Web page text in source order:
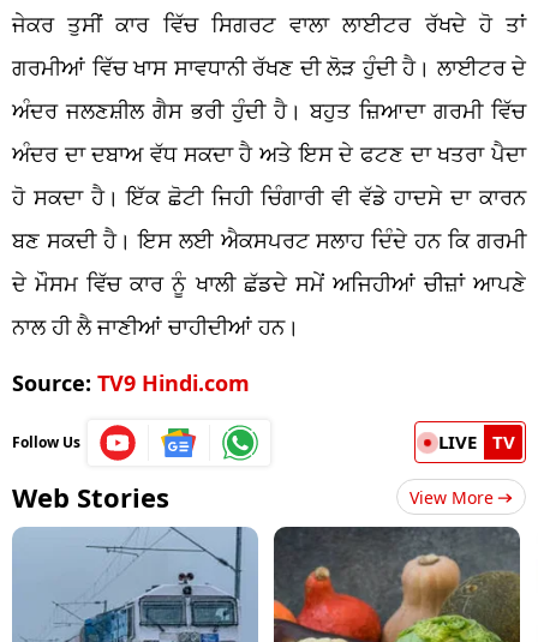
ਜੇਕਰ ਤੁਸੀਂ ਕਾਰ ਵਿੱਚ ਸਿਗਰਟ ਵਾਲਾ ਲਾਈਟਰ ਰੱਖਦੇ ਹੋ ਤਾਂ
ਗਰਮੀਆਂ ਵਿੱਚ ਖਾਸ ਸਾਵਧਾਨੀ ਰੱਖਣ ਦੀ ਲੋੜ ਹੁੰਦੀ ਹੈ। ਲਾਈਟਰ ਦੇ
ਅੰਦਰ ਜਲਣਸ਼ੀਲ ਗੈਸ ਭਰੀ ਹੁੰਦੀ ਹੈ। ਬਹੁਤ ਜ਼ਿਆਦਾ ਗਰਮੀ ਵਿੱਚ
ਅੰਦਰ ਦਾ ਦਬਾਅ ਵੱਧ ਸਕਦਾ ਹੈ ਅਤੇ ਇਸ ਦੇ ਫਟਣ ਦਾ ਖਤਰਾ ਪੈਦਾ
ਹੋ ਸਕਦਾ ਹੈ। ਇੱਕ ਛੋਟੀ ਜਿਹੀ ਚਿੰਗਾਰੀ ਵੀ ਵੱਡੇ ਹਾਦਸੇ ਦਾ ਕਾਰਨ
ਬਣ ਸਕਦੀ ਹੈ। ਇਸ ਲਈ ਐਕਸਪਰਟ ਸਲਾਹ ਦਿੰਦੇ ਹਨ ਕਿ ਗਰਮੀ
ਦੇ ਮੌਸਮ ਵਿੱਚ ਕਾਰ ਨੂੰ ਖਾਲੀ ਛੱਡਦੇ ਸਮੇਂ ਅਜਿਹੀਆਂ ਚੀਜ਼ਾਂ ਆਪਣੇ
ਨਾਲ ਹੀ ਲੈ ਜਾਣੀਆਂ ਚਾਹੀਦੀਆਂ ਹਨ।
Source: TV9 Hindi.com
Follow Us LIVE TV
Web Stories View More